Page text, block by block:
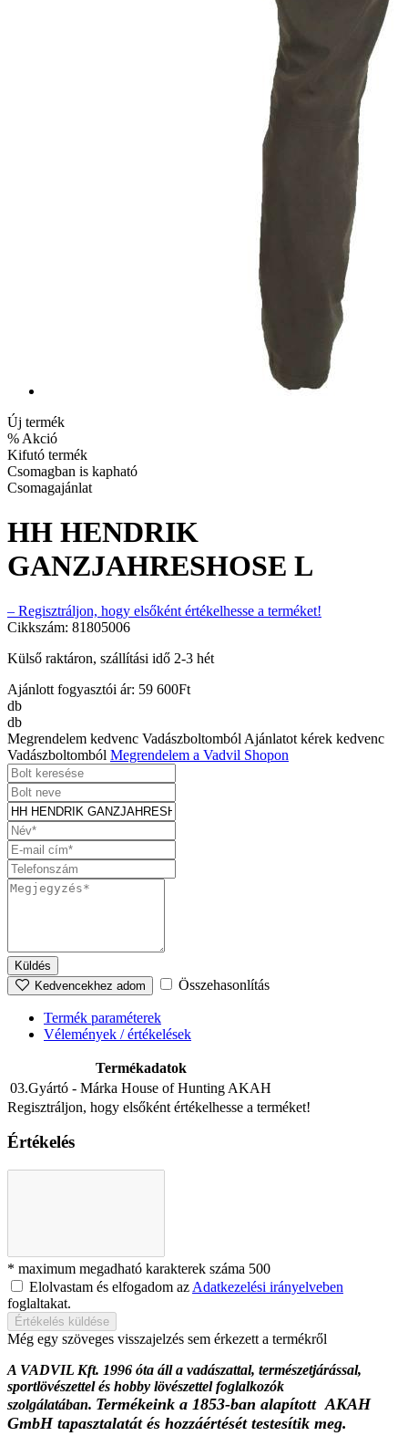
Új termék
% Akció
Kifutó termék
Csomagban is kapható
Csomagajánlat
HH HENDRIK
GANZJAHRESHOSE L
– Regisztráljon, hogy elsőként értékelhesse a terméket!
Cikkszám: 81805006
Külső raktáron, szállítási idő 2-3 hét
Ajánlott fogyasztói ár: 59 600Ft
db
db
Megrendelem kedvenc Vadászboltomból Ajánlatot kérek kedvenc
Vadászboltomból Megrendelem a Vadvil Shopon
Küldés
Kedvencekhez adom
Összehasonlítás
Termék paraméterek
Vélemények / értékelések
Termékadatok
03.Gyártó - Márka House of Hunting AKAH
Regisztráljon, hogy elsőként értékelhesse a terméket!
Értékelés
* maximum megadható karakterek száma 500
Elolvastam és elfogadom az Adatkezelési irányelveben
foglaltakat.
Értékelés küldése
Még egy szöveges visszajelzés sem érkezett a termékről
A VADVIL Kft. 1996 óta áll a vadászattal, természetjárással,
sportlövészettel és hobby lövészettel foglalkozók
szolgálatában. Termékeink a 1853-ban alapított AKAH
GmbH tapasztalatát és hozzáértését testesítik meg.